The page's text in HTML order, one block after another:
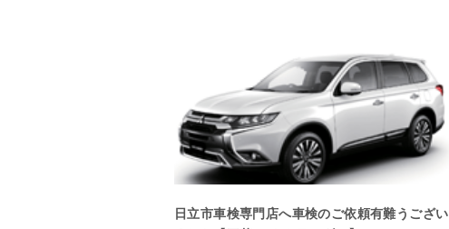
日立市車検専門店へ車検のご依頼有難うござい